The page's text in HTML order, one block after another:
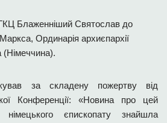
Блаженніший Святослав до
Ординарія архиєпархії
за складену пожертву від
Конференції: «Новина про цей
єпископату знайшла